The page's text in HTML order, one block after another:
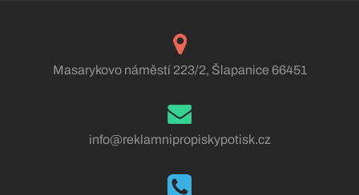
Masarykovo náměstí 223/2, Šlapanice 66451
info@reklamnipropiskypotisk.cz